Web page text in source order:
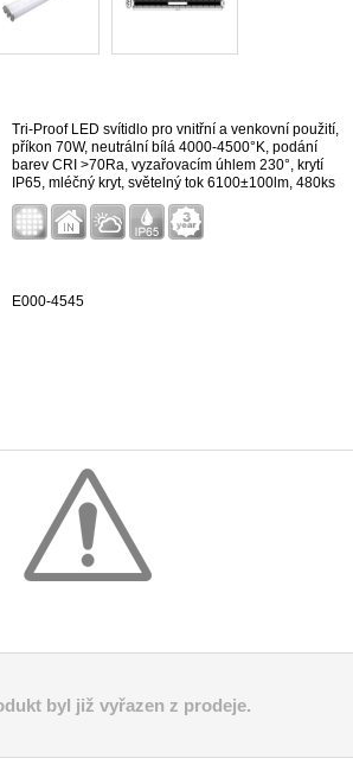
Tri-Proof LED svítidlo pro vnitřní a venkovní použití,
příkon 70W, neutrální bílá 4000-4500°K, podání
barev CRI >70Ra, vyzařovacím úhlem 230°, krytí
IP65, mléčný kryt, světelný tok 6100±100lm, 480ks
LED 2835SMD, rozměr 1203x105mm, záruka 3
roky.
E000-4545
byl již vyřazen z prodeje.